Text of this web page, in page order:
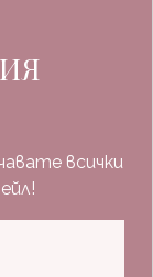
всички